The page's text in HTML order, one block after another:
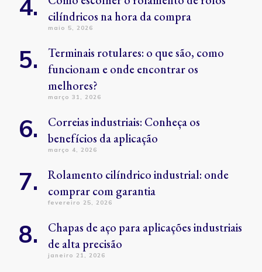
cilíndricos na hora da compra
maio 5, 2026
Terminais rotulares: o que são, como
funcionam e onde encontrar os
melhores?
março 31, 2026
Correias industriais: Conheça os
benefícios da aplicação
março 4, 2026
Rolamento cilíndrico industrial: onde
comprar com garantia
fevereiro 25, 2026
Chapas de aço para aplicações industriais
de alta precisão
janeiro 21, 2026